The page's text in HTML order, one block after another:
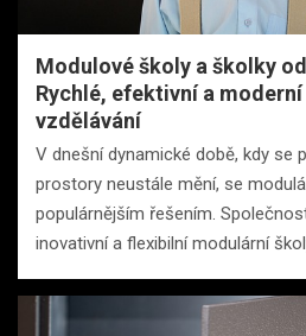
Modulové školy a školky
Rychlé, efektivní a
vzdělávání
V dnešní dynamické době, kdy se
prostory neustále mění, se
populárnějším řešením.
inovativní a flexibilní modulární